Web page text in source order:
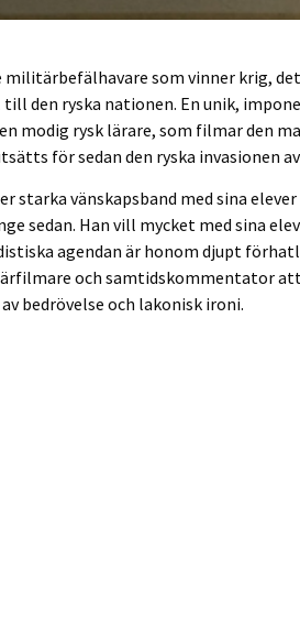
militärbefälhavare som vinner krig,
den ryska nationen. En unik,
modig rysk lärare, som filmar den
för sedan den ryska invasionen
starka vänskapsband med sina
sedan. Han vill mycket med sina
agendan är honom djupt
och samtidskommentator
bedrövelse och lakonisk ironi.